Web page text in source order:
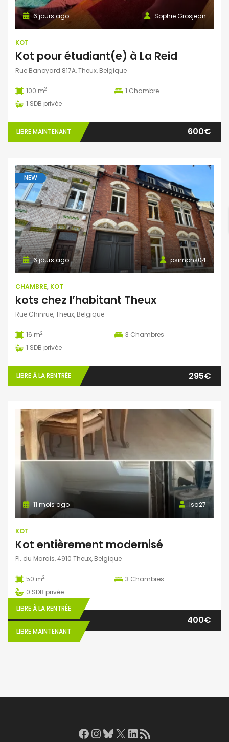
Sophie Grosjean
6 jours ago
KOT
Kot pour étudiant(e) à La Reid
Rue Banoyard 817A, Theux, Belgique
100 m2 1 Chambre
1 SDB privée
LIBRE MAINTENANT 600€
NEW
psimons04
6 jours ago
CHAMBRE, KOT
kots chez l’habitant Theux
Rue Chinrue, Theux, Belgique
16 m2 3 Chambres
1 SDB privée
LIBRE À LA RENTRÉE 295€
Isa27
11 mois ago
KOT
Kot entièrement modernisé
Pl. du Marais, 4910 Theux, Belgique
50 m2 3 Chambres
0 SDB privée
LIBRE À LA RENTRÉE
LIBRE MAINTENANT
400€
Facebook
Instagram
Bluesky
X LinkedIn
RSS Feed